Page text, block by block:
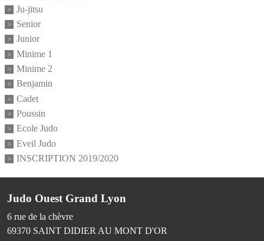
Ju-jitsu
Senior
Junior
Minime 1
Minime 2
Benjamin
Cadet
Poussin
Ecole Judo
Eveil Judo
INSCRIPTION 2019/2020
Judo Ouest Grand Lyon
6 rue de la chèvre
69370 SAINT DIDIER AU MONT D'OR